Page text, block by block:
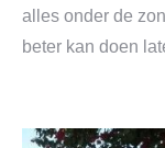
alles onder de
beter kan doen